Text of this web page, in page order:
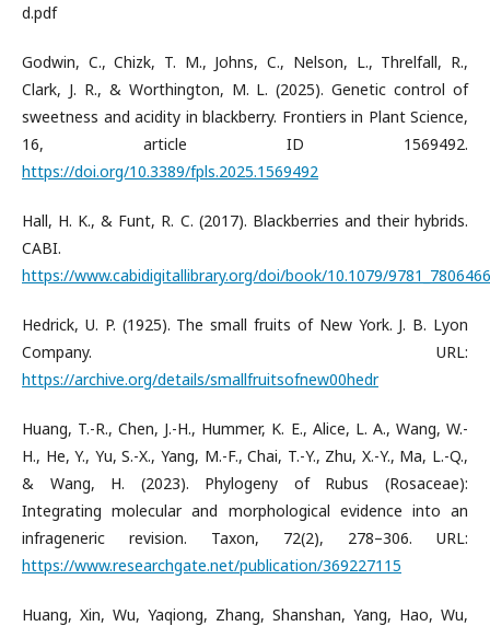
d.pdf
Godwin, C., Chizk, T. M., Johns, C., Nelson, L., Threlfall, R.,
Clark, J. R., & Worthington, M. L. (2025). Genetic control of
sweetness and acidity in blackberry. Frontiers in Plant Science,
16, article ID 1569492.
https://doi.org/10.3389/fpls.2025.1569492
Hall, H. K., & Funt, R. C. (2017). Blackberries and their hybrids.
CABI.
https://www.cabidigitallibrary.org/doi/book/10.1079/
Hedrick, U. P. (1925). The small fruits of New York. J. B. Lyon
Company. URL:
https://archive.org/details/smallfruitsofnew00hedr
Huang, T.-R., Chen, J.-H., Hummer, K. E., Alice, L. A., Wang, W.-
H., He, Y., Yu, S.-X., Yang, M.-F., Chai, T.-Y., Zhu, X.-Y., Ma, L.-Q.,
& Wang, H. (2023). Phylogeny of Rubus (Rosaceae):
Integrating molecular and morphological evidence into an
infrageneric revision. Taxon, 72(2), 278–306. URL:
https://www.researchgate.net/publication/369227115
Huang, Xin, Wu, Yaqiong, Zhang, Shanshan, Yang, Hao, Wu,